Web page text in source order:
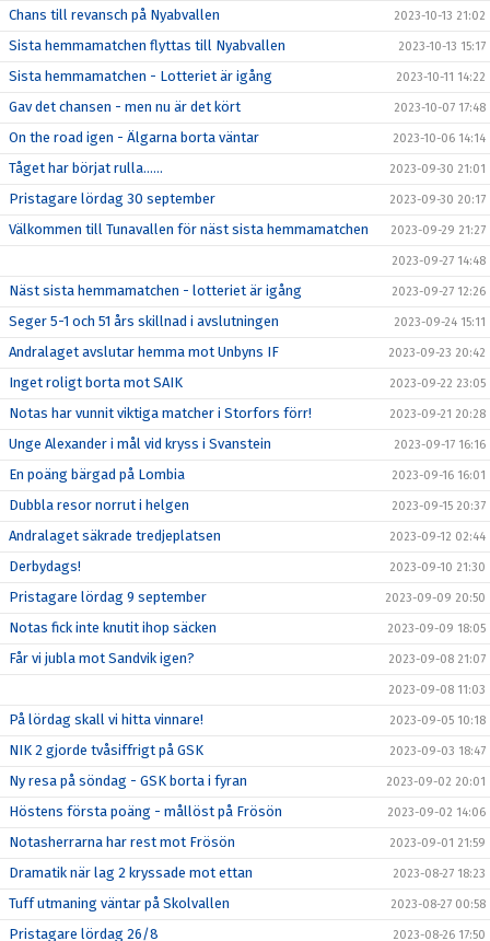
Chans till revansch på Nyabvallen 2023-10-13 21:02
Sista hemmamatchen flyttas till Nyabvallen 2023-10-13 15:17
Sista hemmamatchen - Lotteriet är igång 2023-10-11 14:22
Gav det chansen - men nu är det kört 2023-10-07 17:48
On the road igen - Älgarna borta väntar 2023-10-06 14:14
Tåget har börjat rulla…… 2023-09-30 21:01
Pristagare lördag 30 september 2023-09-30 20:17
Välkommen till Tunavallen för näst sista hemmamatchen 2023-09-29 21:27
2023-09-27 14:48
Näst sista hemmamatchen - lotteriet är igång 2023-09-27 12:26
Seger 5-1 och 51 års skillnad i avslutningen 2023-09-24 15:11
Andralaget avslutar hemma mot Unbyns IF 2023-09-23 20:42
Inget roligt borta mot SAIK 2023-09-22 23:05
Notas har vunnit viktiga matcher i Storfors förr! 2023-09-21 20:28
Unge Alexander i mål vid kryss i Svanstein 2023-09-17 16:16
En poäng bärgad på Lombia 2023-09-16 16:01
Dubbla resor norrut i helgen 2023-09-15 20:37
Andralaget säkrade tredjeplatsen 2023-09-12 02:44
Derbydags! 2023-09-10 21:30
Pristagare lördag 9 september 2023-09-09 20:50
Notas fick inte knutit ihop säcken 2023-09-09 18:05
Får vi jubla mot Sandvik igen? 2023-09-08 21:07
2023-09-08 11:03
På lördag skall vi hitta vinnare! 2023-09-05 10:18
NIK 2 gjorde tvåsiffrigt på GSK 2023-09-03 18:47
Ny resa på söndag - GSK borta i fyran 2023-09-02 20:01
Höstens första poäng - mållöst på Frösön 2023-09-02 14:06
Notasherrarna har rest mot Frösön 2023-09-01 21:59
Dramatik när lag 2 kryssade mot ettan 2023-08-27 18:23
Tuff utmaning väntar på Skolvallen 2023-08-27 00:58
Pristagare lördag 26/8 2023-08-26 17:50